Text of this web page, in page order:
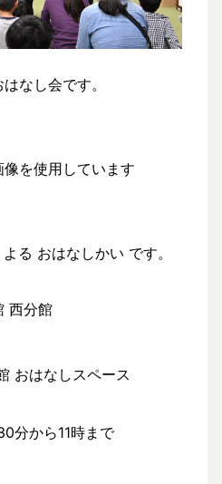
なし会です。
像を使用しています
る おはなしかい です。
西分館
おはなしスペース
分から11時まで